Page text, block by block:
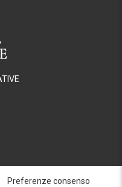
Preferenze consenso